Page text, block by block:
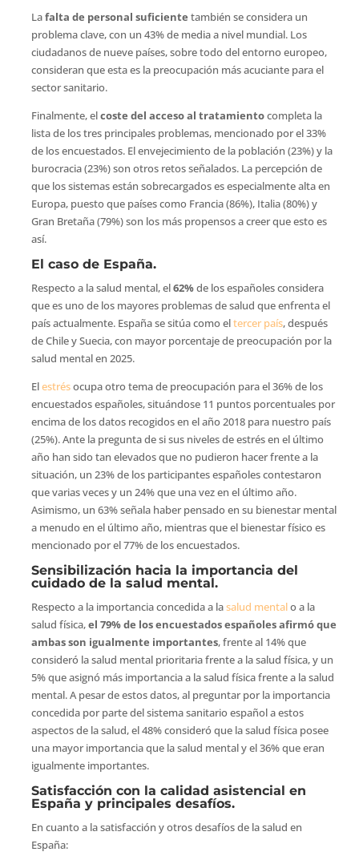
Lafalta de personal suficiente también se considera un
problema clave, con un 43% de media a nivel mundial. Los
ciudadanos de nueve países, sobre todo del entorno europeo,
consideran que esta es la preocupación más acuciante para el
sector sanitario.
Finalmente, elcoste del acceso al tratamientocompleta la
lista de los tres principales problemas, mencionado por el 33%
de los encuestados. El envejecimiento de la población (23%) y la
burocracia (23%) son otros retos señalados. La percepción de
que los sistemas están sobrecargados es especialmente alta en
Europa, puesto que países como Francia (86%), Italia (80%) y
Gran Bretaña (79%) son los más propensos a creer que esto es
así.
El caso de España.
Respecto a la salud mental, el62%de los españoles considera
que es uno de los mayores problemas de salud que enfrenta el
país actualmente. España se sitúa como eltercer país, después
de Chile y Suecia, con mayor porcentaje de preocupación por la
salud mental en 2025.
Elestrésocupa otro tema de preocupación para el 36% de los
encuestados españoles, situándose 11 puntos porcentuales por
encima de los datos recogidos en el año 2018 para nuestro país
(25%). Ante la pregunta de si sus niveles de estrés en el último
año han sido tan elevados que no pudieron hacer frente a la
situación, un 23% de los participantes españoles contestaron
que varias veces y un 24% que una vez en el último año.
Asimismo, un 63% señala haber pensado en su bienestar mental
a menudo en el último año, mientras que el bienestar físico es
mencionado por el 77% de los encuestados.
Sensibilización hacia la importancia del
cuidado de la salud mental.
Respecto a la importancia concedida a lasalud mentalo a la
salud física,el 79% de los encuestados españoles afirmó que
ambas son igualmente importantes, frente al 14% que
consideró la salud mental prioritaria frente a la salud física, y un
5% que asignó más importancia a la salud física frente a la salud
mental. A pesar de estos datos, al preguntar por la importancia
concedida por parte del sistema sanitario español a estos
aspectos de la salud, el 48% consideró que la salud física posee
una mayor importancia que la salud mental y el 36% que eran
igualmente importantes.
Satisfacción con la calidad asistencial en
España y principales desafíos.
En cuanto a la satisfacción y otros desafíos de la salud en
España: